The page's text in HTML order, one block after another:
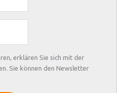
erklären Sie sich mit der
Sie können den Newsletter